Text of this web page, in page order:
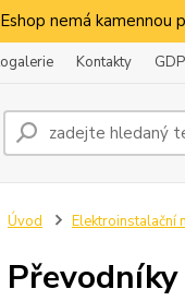
Eshop nemá kamennou
Kontakty
Úvod Elektroinstalační
Převodníky